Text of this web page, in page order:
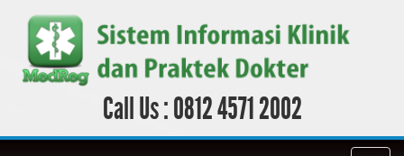
Call Us :0812 4571 2002